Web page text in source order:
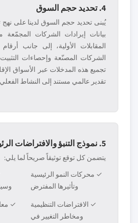
4. تحديد حجم السوق
يُبنى تحديد حجم السوق لدينا على
بيانات إيرادات الشركات
المقابلات الأولية، إلى جانب
الشركات المصنّعة وإحصاءات
تجميع هذه المدخلات عبر الأسواق
تقدير عالمي مستند إلى النشاط
5. نموذج التنبؤ والافتراضات الرئيسية
يتضمن كل توقع توثيقاً صريحاً لما يلي:
✓ محركات النمو الرئيسية
وتأثيرها المفترض
✓ الافتراضات التنظيمية
ومخاطر التغيير في
✓